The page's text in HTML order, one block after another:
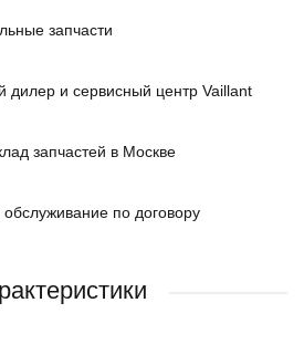
запчасти
дилер и сервисный центр Vaillant
запчастей в Москве
обслуживание по договору